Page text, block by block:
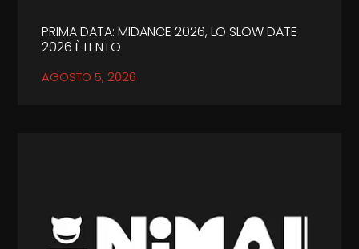
PRIMA DATA: MIDANCE 2026, LO SLOW DATE
2026 È LENTO
AGOSTO 5, 2026